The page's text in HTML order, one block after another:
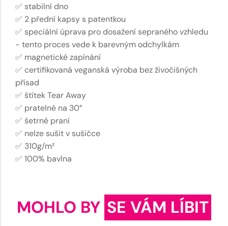
✅ stabilní dno
✅ 2 přední kapsy s patentkou
✅ speciální úprava pro dosažení sepraného vzhledu
- tento proces vede k barevným odchylkám
✅ magnetické zapínání
✅ certifikovaná veganská výroba bez živočišných
přísad
✅ štítek Tear Away
✅ pratelné na 30°
✅ šetrné praní
✅ nelze sušit v sušičce
✅ 310g/m²
✅ 100% bavlna
MOHLO BY SE VÁM LÍBIT